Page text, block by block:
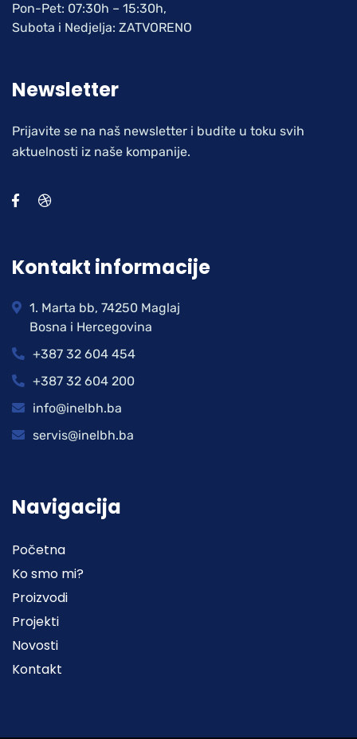
Pon-Pet: 07:30h – 15:30h,
Subota i Nedjelja: ZATVORENO
Newsletter
Prijavite se na naš newsletter i budite u toku svih
aktuelnosti iz naše kompanije.
Kontakt informacije
1. Marta bb, 74250 Maglaj
Bosna i Hercegovina
+387 32 604 454
+387 32 604 200
info@inelbh.ba
servis@inelbh.ba
Navigacija
Početna
Ko smo mi?
Proizvodi
Projekti
Novosti
Kontakt